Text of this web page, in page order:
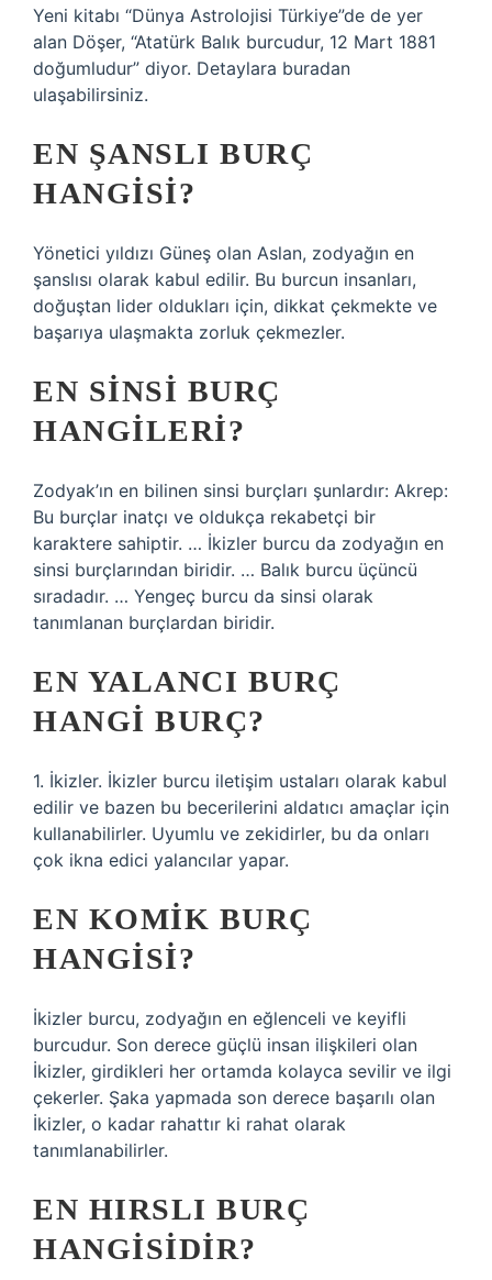
Yeni kitabı “Dünya Astrolojisi Türkiye”de de yer
alan Döşer, “Atatürk Balık burcudur, 12 Mart 1881
doğumludur” diyor. Detaylara buradan
ulaşabilirsiniz.
EN ŞANSLI BURÇ
HANGISI?
Yönetici yıldızı Güneş olan Aslan, zodyağın en
şanslısı olarak kabul edilir. Bu burcun insanları,
doğuştan lider oldukları için, dikkat çekmekte ve
başarıya ulaşmakta zorluk çekmezler.
EN SINSI BURÇ
HANGILERI?
Zodyak’ın en bilinen sinsi burçları şunlardır: Akrep:
Bu burçlar inatçı ve oldukça rekabetçi bir
karaktere sahiptir. … İkizler burcu da zodyağın en
sinsi burçlarından biridir. … Balık burcu üçüncü
sıradadır. … Yengeç burcu da sinsi olarak
tanımlanan burçlardan biridir.
EN YALANCI BURÇ
HANGI BURÇ?
1. İkizler. İkizler burcu iletişim ustaları olarak kabul
edilir ve bazen bu becerilerini aldatıcı amaçlar için
kullanabilirler. Uyumlu ve zekidirler, bu da onları
çok ikna edici yalancılar yapar.
EN KOMIK BURÇ
HANGISI?
İkizler burcu, zodyağın en eğlenceli ve keyifli
burcudur. Son derece güçlü insan ilişkileri olan
İkizler, girdikleri her ortamda kolayca sevilir ve ilgi
çekerler. Şaka yapmada son derece başarılı olan
İkizler, o kadar rahattır ki rahat olarak
tanımlanabilirler.
EN HIRSLI BURÇ
HANGISIDIR?